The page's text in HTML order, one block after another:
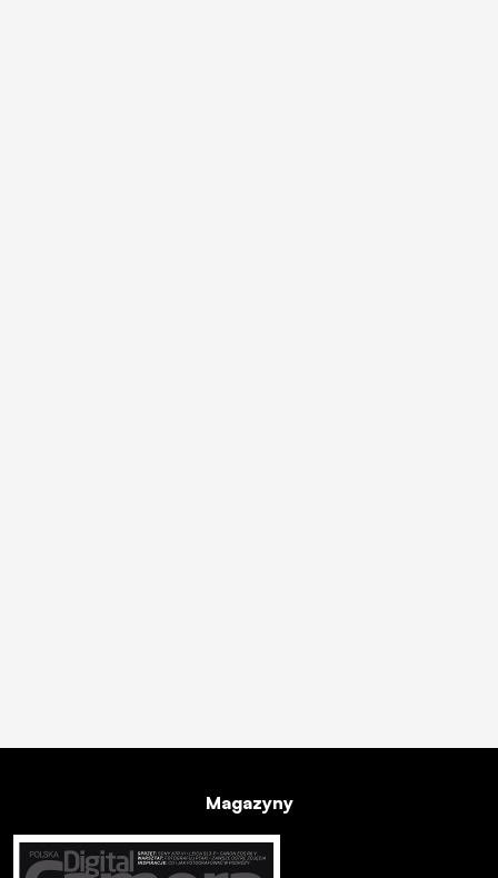
Magazyny